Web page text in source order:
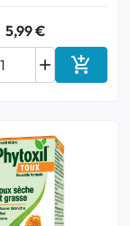
5,99 €
 